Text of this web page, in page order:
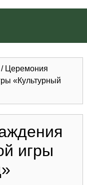
/ Церемония
«Культурный
игры